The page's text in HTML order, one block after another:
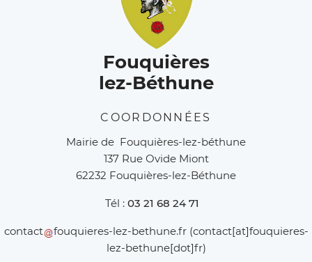
Fouquières
lez-Béthune
COORDONNÉES
Mairie de Fouquières-lez-béthune
137 Rue Ovide Miont
62232 Fouquières-lez-Béthune
Tél : 03 21 68 24 71
contact fouquieres-lez-bethune.fr(contact[at]fouquieres-
lez-bethune[dot]fr)